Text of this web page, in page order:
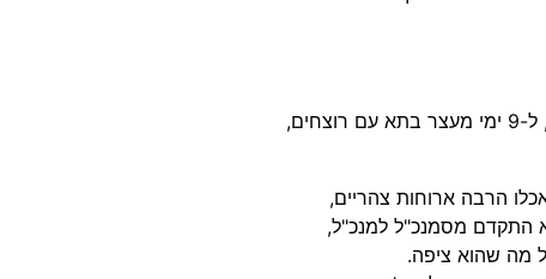
החוקר הרדן נשאל מדוע נזרק עמיקם שורר, יד ימינו של שאול אלוביץ', ל-9 ימי מעצר בתא עם רוצחים,
הרבה ארוחות צהריים,
התקדם מסמנכ"ל למנכ"ל,
מה שהוא ציפה.